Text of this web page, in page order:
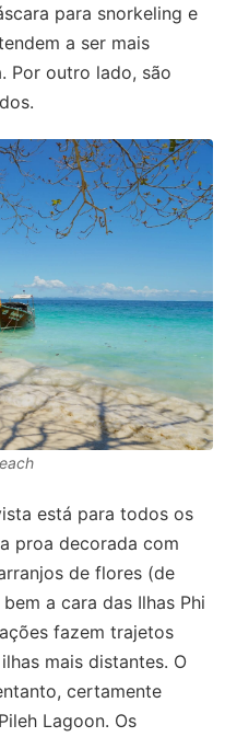
para snorkeling e
a ser mais
Por outro lado, são
está para todos os
proa decorada com
de flores (de
a cara das Ilhas Phi
fazem trajetos
mais distantes. O
certamente
Lagoon. Os